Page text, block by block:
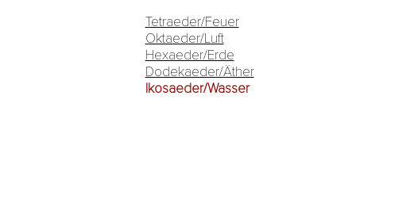
Tetraeder/Feuer
Oktaeder/Luft
Hexaeder/Erde
Dodekaeder/Äther
Ikosaeder/Wasser